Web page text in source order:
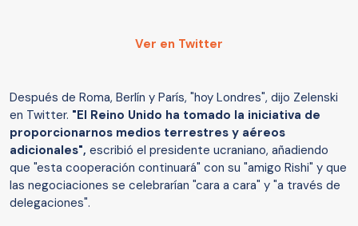
Ver en Twitter
Después de Roma, Berlín y París, "hoy Londres", dijo Zelenski
en Twitter. "El Reino Unido ha tomado la iniciativa de
proporcionarnos medios terrestres y aéreos
adicionales", escribió el presidente ucraniano, añadiendo
que "esta cooperación continuará" con su "amigo Rishi" y que
las negociaciones se celebrarían "cara a cara" y "a través de
delegaciones".